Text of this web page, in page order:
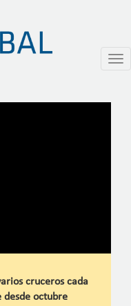
cruceros cada
desde octubre